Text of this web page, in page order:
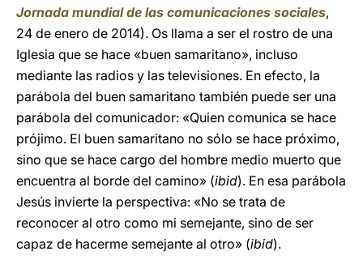
Jornada mundial de las comunicaciones sociales,
24 de enero de 2014). Os llama a ser el rostro de una
Iglesia que se hace «buen samaritano», incluso
mediante las radios y las televisiones. En efecto, la
parábola del buen samaritano también puede ser una
parábola del comunicador: «Quien comunica se hace
prójimo. El buen samaritano no sólo se hace próximo,
sino que se hace cargo del hombre medio muerto que
encuentra al borde del camino» (ibid). En esa parábola
Jesús invierte la perspectiva: «No se trata de
reconocer al otro como mi semejante, sino de ser
capaz de hacerme semejante al otro» (ibid).